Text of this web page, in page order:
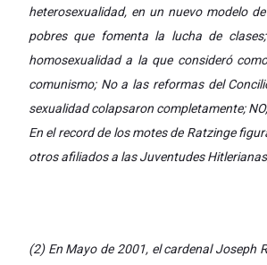
heterosexualidad, en un nuevo modelo
pobres que fomenta la lucha de
homosexualidad a la que consideró
comunismo; No a las reformas del
sexualidad colapsaron completamente;
En el record de los motes de Ratzinge
otros afiliados a las Juventudes
(2) En Mayo de 2001, el cardenal Joseph